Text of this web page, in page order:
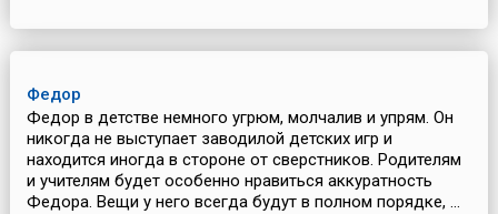
Федор
Федор в детстве немного угрюм, молчалив и упрям. Он
никогда не выступает заводилой детских игр и
находится иногда в стороне от сверстников. Родителям
и учителям будет особенно нравиться аккуратность
Федора. Вещи у него всегда будут в полном порядке, ...